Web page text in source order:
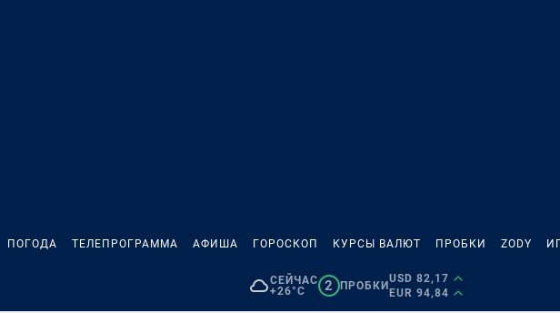
ПОГОДА ТЕЛЕПРОГРАММА АФИША ГОРОСКОП КУРСЫ ВАЛЮТ ПРОБКИ ZODY
СЕЙЧАС
+26°C
2 ПРОБКИ
USD 82,17
EUR 94,84